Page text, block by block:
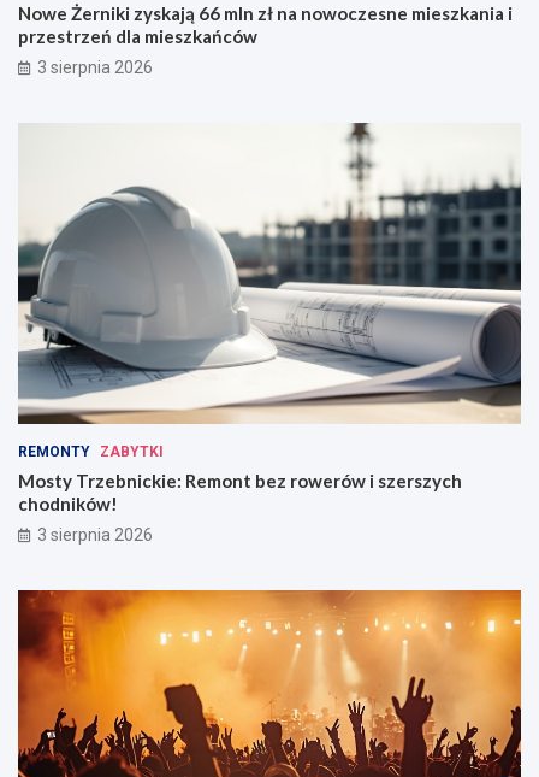
Nowe Żerniki zyskają 66 mln zł na nowoczesne mieszkania i
przestrzeń dla mieszkańców
3 sierpnia 2026
REMONTY ZABYTKI
Mosty Trzebnickie: Remont bez rowerów i szerszych
chodników!
3 sierpnia 2026